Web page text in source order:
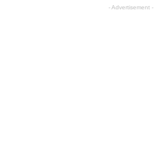
- Advertisement -